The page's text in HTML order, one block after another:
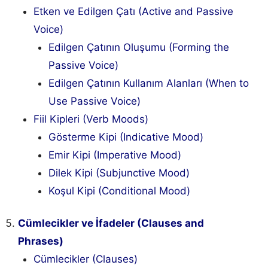
Etken ve Edilgen Çatı (Active and Passive
Voice)
Edilgen Çatının Oluşumu (Forming the
Passive Voice)
Edilgen Çatının Kullanım Alanları (When to
Use Passive Voice)
Fiil Kipleri (Verb Moods)
Gösterme Kipi (Indicative Mood)
Emir Kipi (Imperative Mood)
Dilek Kipi (Subjunctive Mood)
Koşul Kipi (Conditional Mood)
Cümlecikler ve İfadeler (Clauses and
Phrases)
Cümlecikler (Clauses)